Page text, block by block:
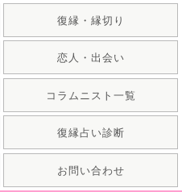
復縁・縁切り
恋人・出会い
コラムニスト一覧
復縁占い診断
お問い合わせ